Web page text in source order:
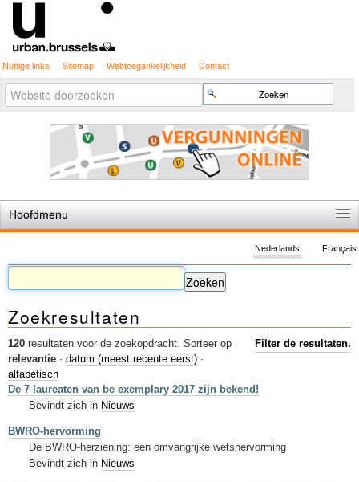
Nuttige links Sitemap Webtoegankelijkheid Contact
Zoek
Geavanceerd
zoeken...
Hoofdmenu
De spelregels
Stedenbouwkundige vergunning
Cartografie
Studies en publicaties
Sleutelwoorden
Stedenbouwkundige inlichtingen
Français
Nederlands
Zoekresultaten
120 resultaten voor de zoekopdracht. Filter de resultaten.
Sorteer op
relevantie · datum (meest recente eerst) ·
alfabetisch
De 7 laureaten van be exemplary 2017 zijn bekend!
Bevindt zich in Nieuws
BWRO-hervorming
De BWRO-herziening: een omvangrijke wetshervorming
Bevindt zich in Nieuws